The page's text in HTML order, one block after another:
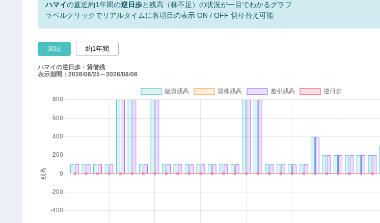
ハマイの直近約1年間の逆日歩と残高（株不足）の状況が一目でわかるグラフ
ラベルクリックでリアルタイムに各項目の表示 ON / OFF 切り替え可能
30日 約1年間